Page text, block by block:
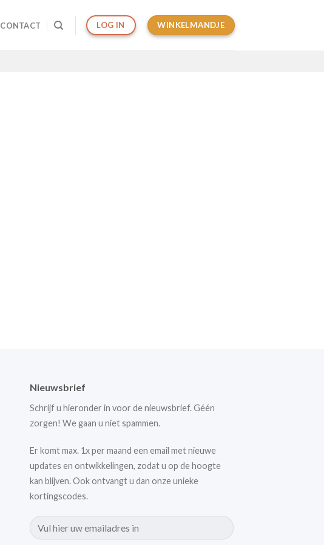
CONTACT LOG IN WINKELMANDJE
Nieuwsbrief
Schrijf u hieronder in voor de nieuwsbrief. Géén
zorgen! We gaan u niet spammen.
Er komt max. 1x per maand een email met nieuwe
updates en ontwikkelingen, zodat u op de hoogte
kan blijven. Ook ontvangt u dan onze unieke
kortingscodes.